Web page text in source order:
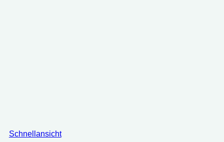
Schnellansicht